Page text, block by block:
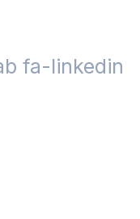
fa-linkedin